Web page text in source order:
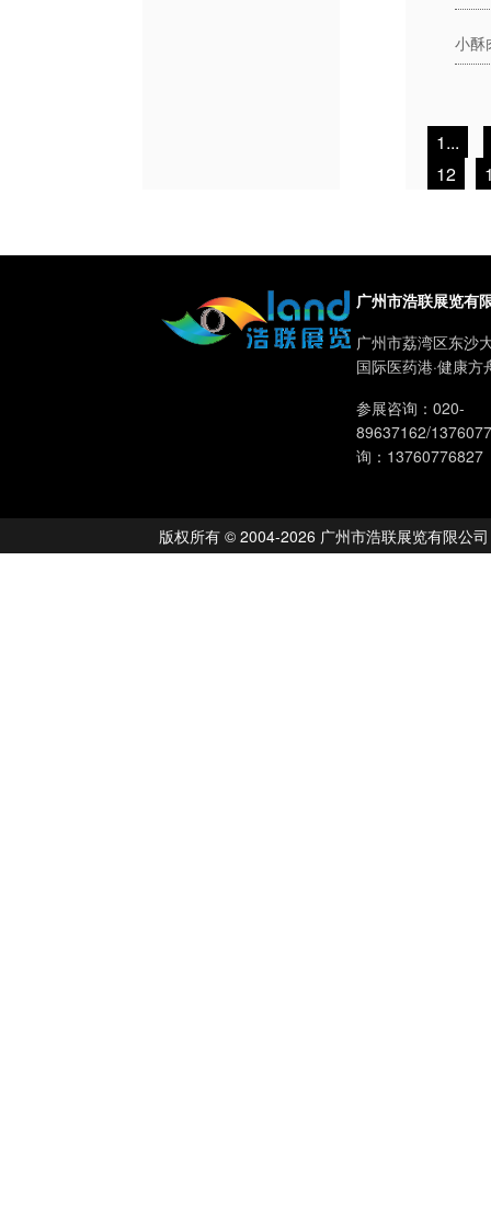
小酥
1...
12
广州市浩联展览有
广州市荔湾区东沙
国际医药港·健康方
参展咨询：020-
89637162/
询：13760776827
版权所有 © 2004-2026 广州市浩联展览有限公